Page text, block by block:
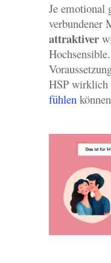
Je emotional
verbundener
attraktiver
HSP wirklich
fühlen